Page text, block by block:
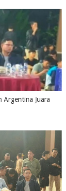
Argentina Juara